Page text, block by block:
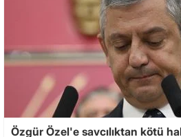
Özgür Özel'e savcılıktan kötü